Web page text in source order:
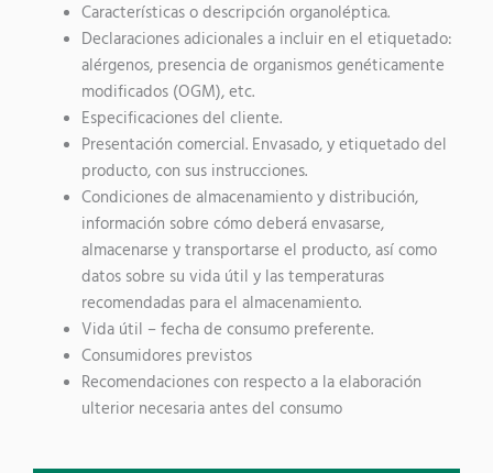
Características o descripción organoléptica.
Declaraciones adicionales a incluir en el etiquetado:
alérgenos, presencia de organismos genéticamente
modificados (OGM), etc.
Especificaciones del cliente.
Presentación comercial. Envasado, y etiquetado del
producto, con sus instrucciones.
Condiciones de almacenamiento y distribución,
información sobre cómo deberá envasarse,
almacenarse y transportarse el producto, así como
datos sobre su vida útil y las temperaturas
recomendadas para el almacenamiento.
Vida útil – fecha de consumo preferente.
Consumidores previstos
Recomendaciones con respecto a la elaboración
ulterior necesaria antes del consumo